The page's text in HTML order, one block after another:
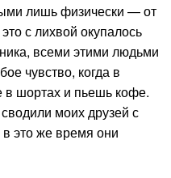
лишь физически — от
с лихвой окупалось
всеми этими людьми
чувство, когда в
в шортах и пьешь кофе.
моих друзей с
это же время они